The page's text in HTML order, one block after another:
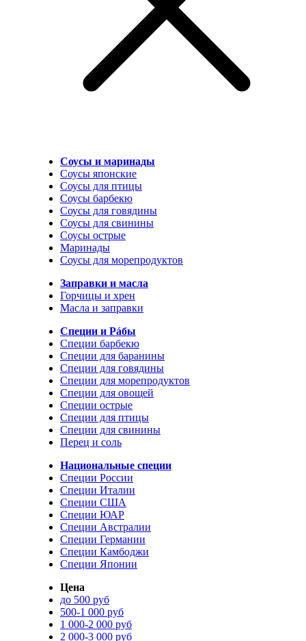
Соусы и маринады
Соусы японские
Соусы для птицы
Соусы барбекю
Соусы для говядины
Соусы для свинины
Соусы острые
Маринады
Соусы для морепродуктов
Заправки и масла
Горчицы и хрен
Масла и заправки
Специи и Рáбы
Специи барбекю
Специи для баранины
Специи для говядины
Специи для морепродуктов
Специи для овощей
Специи острые
Специи для птицы
Специи для свинины
Перец и соль
Национальные специи
Специи России
Специи Италии
Специи США
Специи ЮАР
Специи Австралии
Специи Германии
Специи Камбоджи
Специи Японии
Цена
до 500 руб
500-1 000 руб
1 000-2 000 руб
2 000-3 000 руб